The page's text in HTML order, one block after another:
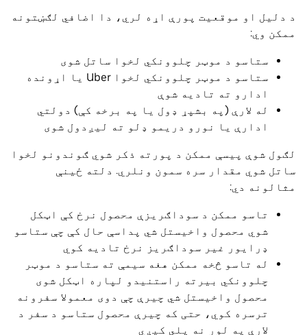
د دلیل او موقعیت پورې اړه لري، دا اضافي لګښتونه
ممکن وي:
ستاسو د موټر چلوونکي لخوا ساتل شوی
ستاسو د موټر چلوونکي لخوا Uber یا اړونده
ادارو ته تادیه شوې
له لارې (په بشپړ ډول یا په برخه کې) دولتي
ادارې یا نورو دریمو ډلو ته لیږدول شوی
لګول شوې پیسې ممکن د پورته ذکر شوي ګوندونو لخوا
ساتل شوي مقدار سره سمون ونلري. دلته ځینې
مثالونه دي:
تاسو ممکن د سوداګریزې محصول نرخ کې اټکل
شوي محصول واخیستل شي پداسې حال کې چې ستاسو
ډرایور غیر سوداګریز نرخ تادیه کوي
له تاسو څخه ممکن هغه سیمې ته ستاسو د موټر
چلوونکي بیرته راستنیدو لپاره اټکل شوی
محصول واخیستل شي چیرې چې دوی معمولا سفرونه
ترسره کوي، حتی که چیرې محصول ستاسو د سفر د
لارې په لور نه پلي کیږي